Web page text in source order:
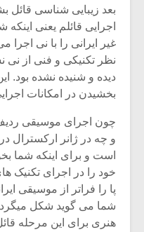
بعد زیبایی شناسی قائل
اجرایی قائلم یعنی
غیر ایرانی را با نی اجرا
نظر تکنیکی و فنی از نی
دیده و شنیده نشده بود.
بخشیدن در امکانات
چون اجرای موسیقی
و چه در ژانر ارکسترال
است و برای اینکه شما
خود را در اجرای تکنیک
پا را فراتر از موسیقی
شما می گوید شکل
هنری برای این مرحله